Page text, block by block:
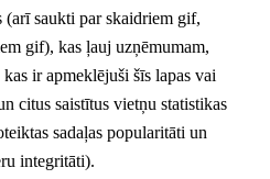
saukti par skaidriem gif,
gif), kas ļauj uzņēmumam,
ir apmeklējuši šīs lapas vai
citus saistītus vietņu statistikas
sadaļas popularitāti un
integritāti).